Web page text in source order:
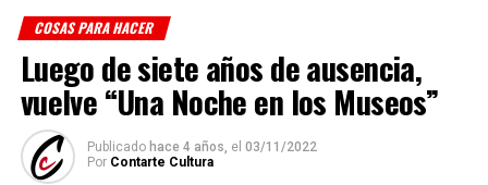
COSAS PARA HACER
Luego de siete años de ausencia,
vuelve “Una Noche en los Museos”
Publicado hace 4 años, el 03/11/2022
Por Contarte Cultura